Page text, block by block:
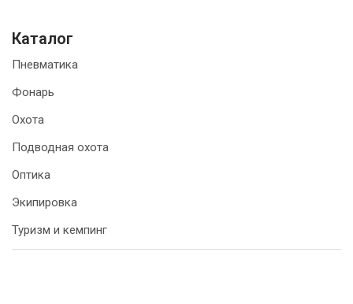
Каталог
Пневматика
Фонарь
Охота
Подводная охота
Оптика
Экипировка
Туризм и кемпинг